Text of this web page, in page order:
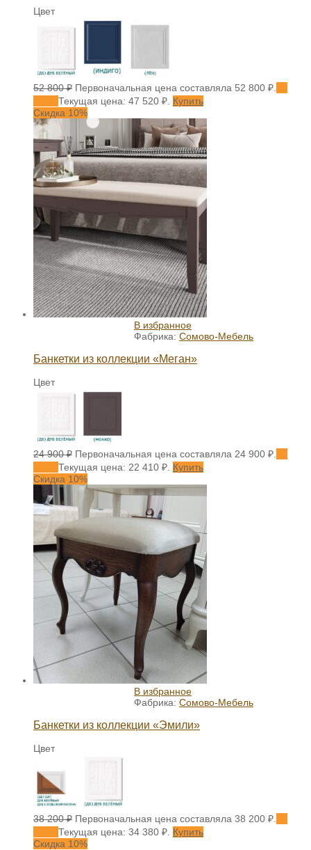
Цвет
52 800₽ Первоначальная цена составляла 52 800 ₽.
Текущая цена: 47 520 ₽. Купить
Скидка 10%
В избранное
Фабрика: Сомово-Мебель
Банкетки из коллекции «Меган»
Цвет
24 900₽ Первоначальная цена составляла 24 900 ₽.
Текущая цена: 22 410 ₽. Купить
Скидка 10%
В избранное
Фабрика: Сомово-Мебель
Банкетки из коллекции «Эмили»
Цвет
38 200₽ Первоначальная цена составляла 38 200 ₽.
Текущая цена: 34 380 ₽. Купить
Скидка 10%